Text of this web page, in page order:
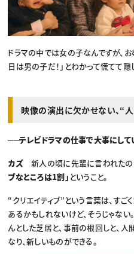
ドラマの中では女の子なんですが、
日は男の子だ！」とわかって慌てて隠
映像の演出に欠かせない、“人
──テレビドラマの仕事で大事にして
カズ新人の頃に先輩に言われた
ブなところは1割」 ということ。
“クリエイティブ”という言葉は、すご
あるかもしれないけど、そうじゃない
んとした芝居と、事前の根回しと、
なり、新しいものができる。